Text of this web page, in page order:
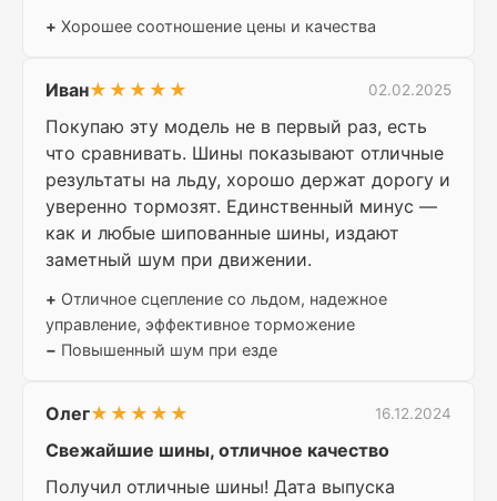
+ Хорошее соотношение цены и качества
Иван★★★★★ 02.02.2025
Покупаю эту модель не в первый раз, есть
что сравнивать. Шины показывают отличные
результаты на льду, хорошо держат дорогу и
уверенно тормозят. Единственный минус —
как и любые шипованные шины, издают
заметный шум при движении.
+ Отличное сцепление со льдом, надежное
управление, эффективное торможение
− Повышенный шум при езде
Олег★★★★★ 16.12.2024
Свежайшие шины, отличное качество
Получил отличные шины! Дата выпуска